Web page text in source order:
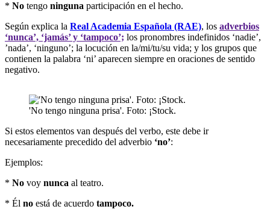
* No tengo ninguna participación en el hecho.
Según explica la Real Academia Española (RAE), los adverbios
‘nunca’, ‘jamás’ y ‘tampoco’; los pronombres indefinidos ‘nadie’,
’nada’, ‘ninguno’; la locución en la/mi/tu/su vida; y los grupos que
contienen la palabra ‘ni’ aparecen siempre en oraciones de sentido
negativo.
'No tengo ninguna prisa'. Foto: ¡Stock.
Si estos elementos van después del verbo, este debe ir
necesariamente precedido del adverbio ‘no’:
Ejemplos:
* No voy nunca al teatro.
* Él no está de acuerdo tampoco.